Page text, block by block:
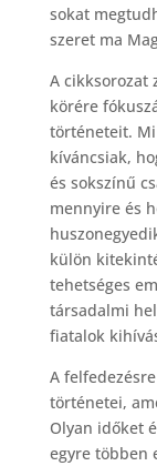
sokat
szeret ma
A cikksorozat
körére
történeteit. Mi
kíváncsiak,
és sokszínű
mennyire és
külön
tehetséges
társadalmi
fiatalok
A
történetei,
Olyan időket
egyre többen